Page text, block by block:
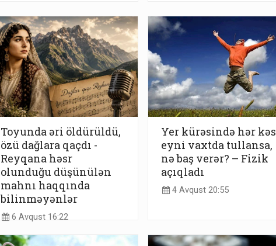
Toyunda əri öldürüldü,
özü dağlara qaçdı -
Reyqana həsr
olunduğu düşünülən
mahnı haqqında
bilinməyənlər
6 Avqust 16:22
Yer kürəsində hər kəs
eyni vaxtda tullansa,
nə baş verər? – Fizik
açıqladı
4 Avqust 20:55